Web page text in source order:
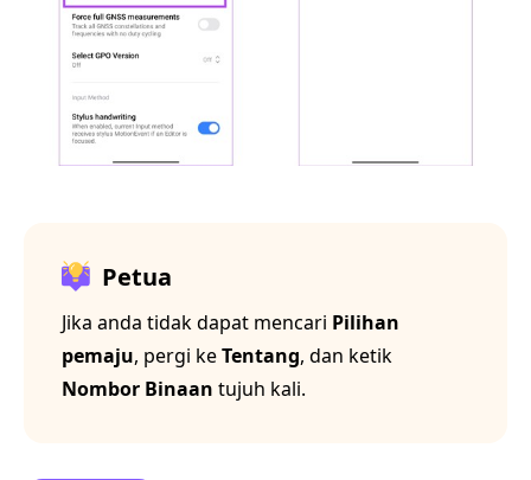
Petua
Jika anda tidak dapat mencari Pilihan
pemaju, pergi keTentang, dan ketik
Nombor Binaan tujuh kali.